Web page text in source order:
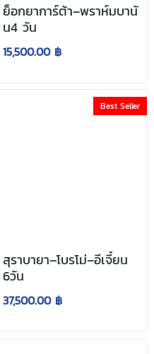
ย็อกยาการ์ต้า–พราห์มบานั
น4 วัน
15,500.00 ฿
Best Seller
สุราบายา–โบรโม่–อีเจี้ยน
6วัน
37,500.00 ฿